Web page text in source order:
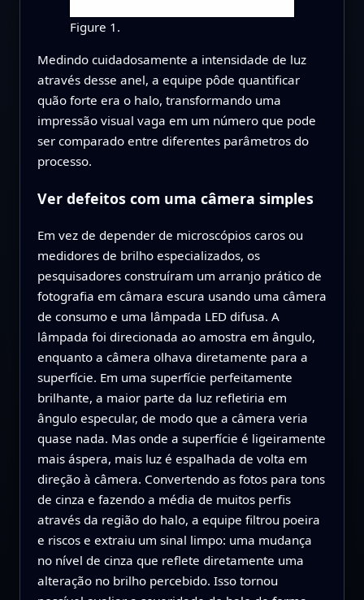
Figure 1.
Medindo cuidadosamente a intensidade de luz
através desse anel, a equipe pôde quantificar
quão forte era o halo, transformando uma
impressão visual vaga em um número que pode
ser comparado entre diferentes parâmetros do
processo.
Ver defeitos com uma câmera simples
Em vez de depender de microscópios caros ou
medidores de brilho especializados, os
pesquisadores construíram um arranjo prático de
fotografia em câmara escura usando uma câmera
de consumo e uma lâmpada LED difusa. A
lâmpada foi direcionada ao amostra em ângulo,
enquanto a câmera olhava diretamente para a
superfície. Em uma superfície perfeitamente
brilhante, a maior parte da luz refletiria em
ângulo especular, de modo que a câmera veria
quase nada. Mas onde a superfície é ligeiramente
mais áspera, mais luz é espalhada de volta em
direção à câmera. Convertendo as fotos para tons
de cinza e fazendo a média de muitos perfis
através da região do halo, a equipe filtrou poeira
e riscos e extraiu um sinal limpo: uma mudança
no nível de cinza que reflete diretamente uma
alteração no brilho percebido. Isso tornou